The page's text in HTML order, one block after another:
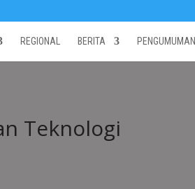
REGIONAL BERITA PENGUMUMAN
Teknologi